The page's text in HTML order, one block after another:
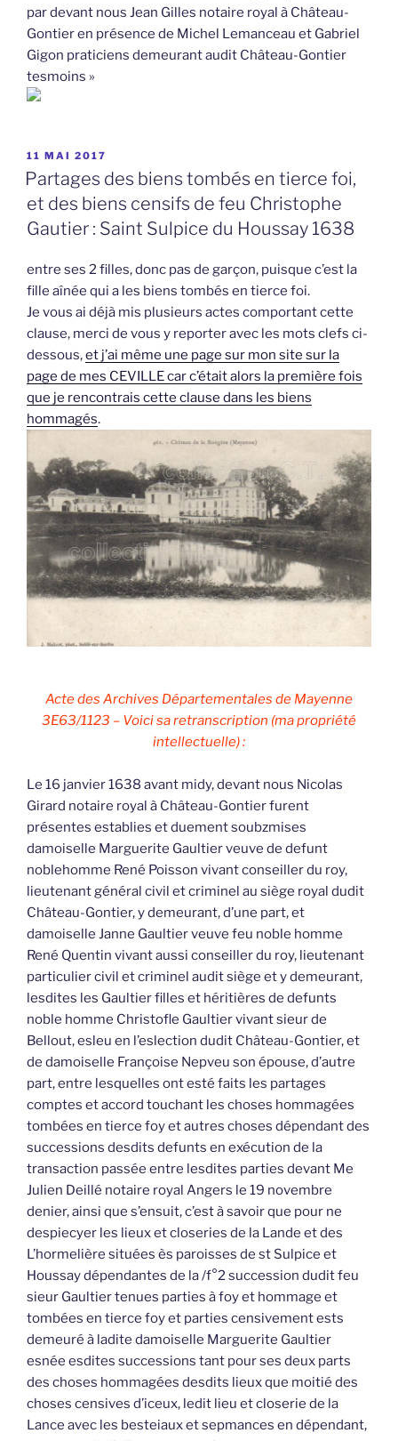
par devant nous Jean Gilles notaire royal à Château-
Gontier en présence de Michel Lemanceau et Gabriel
Gigon praticiens demeurant audit Château-Gontier
tesmoins »
PUBLIÉ
LE
11 MAI 2017
Partages des biens tombés en tierce foi,
et des biens censifs de feu Christophe
Gautier : Saint Sulpice du Houssay 1638
entre ses 2 filles, donc pas de garçon, puisque c’est la
fille aînée qui a les biens tombés en tierce foi.
Je vous ai déjà mis plusieurs actes comportant cette
clause, merci de vous y reporter avec les mots clefs ci-
dessous,et j’ai même une page sur mon site sur la
page de mes CEVILLE car c’était alors la première fois
que je rencontrais cette clause dans les biens
hommagés.
Acte des Archives Départementales de Mayenne
3E63/1123 – Voici sa retranscription (ma propriété
intellectuelle) :
Le 16 janvier 1638 avant midy, devant nous Nicolas
Girard notaire royal à Château-Gontier furent
présentes establies et duement soubzmises
damoiselle Marguerite Gaultier veuve de defunt
noblehomme René Poisson vivant conseiller du roy,
lieutenant général civil et criminel au siège royal dudit
Château-Gontier, y demeurant, d’une part, et
damoiselle Janne Gaultier veuve feu noble homme
René Quentin vivant aussi conseiller du roy, lieutenant
particulier civil et criminel audit siège et y demeurant,
lesdites les Gaultier filles et héritières de defunts
noble homme Christofle Gaultier vivant sieur de
Bellout, esleu en l’eslection dudit Château-Gontier, et
de damoiselle Françoise Nepveu son épouse, d’autre
part, entre lesquelles ont esté faits les partages
comptes et accord touchant les choses hommagées
tombées en tierce foy et autres choses dépendant des
successions desdits defunts en exécution de la
transaction passée entre lesdites parties devant Me
Julien Deillé notaire royal Angers le 19 novembre
denier, ainsi que s’ensuit, c’est à savoir que pour ne
despiecyer les lieux et closeries de la Lande et des
L’hormelière situées ès paroisses de st Sulpice et
Houssay dépendantes de la /f°2 succession dudit feu
sieur Gaultier tenues parties à foy et hommage et
tombées en tierce foy et parties censivement ests
demeuré à ladite damoiselle Marguerite Gaultier
esnée esdites successions tant pour ses deux parts
des choses hommagées desdits lieux que moitié des
choses censives d’iceux, ledit lieu et closerie de la
Lance avec les besteiaux et sepmances en dépendant,